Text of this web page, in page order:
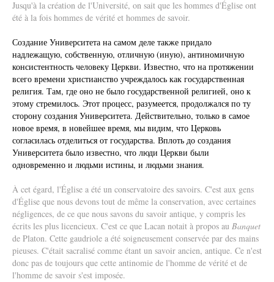
Jusqu'à la création de l'Université, on sait que les hommes d'Église ont
été à la fois hommes de vérité et hommes de savoir.
Создание Университета на самом деле также придало
надлежащую, собственную, отличную (иную), антиномичную
консистентность человеку Церкви. Известно, что на протяжении
всего времени христианство учреждалось как государственная
религия. Там, где оно не было государственной религией, оно к
этому стремилось. Этот процесс, разумеется, продолжался по ту
сторону создания Университета. Действительно, только в самое
новое время, в новейшее время, мы видим, что Церковь
согласилась отделиться от государства. Вплоть до создания
Университета было известно, что люди Церкви были
одновременно и людьми истины, и людьми знания.
À cet égard, l'Église a été un conservatoire des savoirs. C'est aux gens
d'Église que nous devons tout de même la conservation, avec certaines
négligences, de ce que nous savons du savoir antique, y compris les
écrits les plus licencieux. C'est ce que Lacan notait à propos au Banquet
de Platon. Cette gaudriole a été soigneusement conservée par des mains
pieuses. C'était sacralisé comme étant un savoir ancien, antique. Ce n'est
donc pas de toujours que cette antinomie de l'homme de vérité et de
l'homme de savoir s'est imposée.